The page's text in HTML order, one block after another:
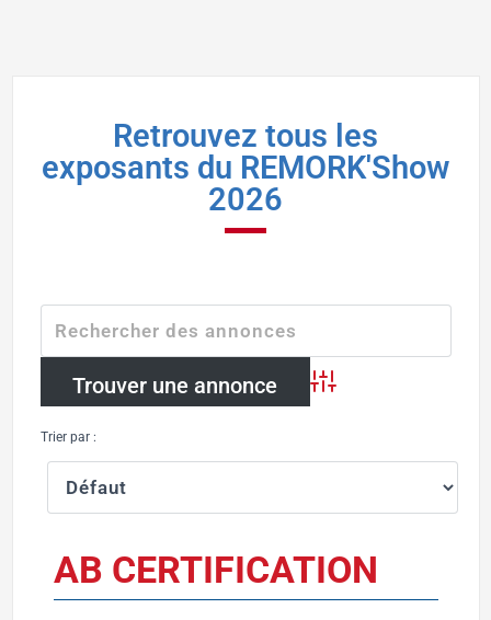
Retrouvez tous les
exposants du REMORK'Show
2026
Advanced Search
Trier par :
AB CERTIFICATION